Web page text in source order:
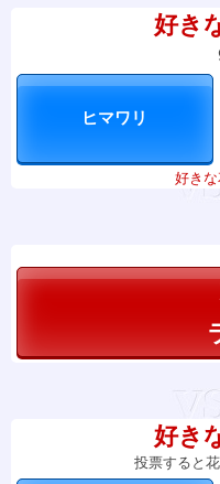
好き
好きな
好き
投票すると